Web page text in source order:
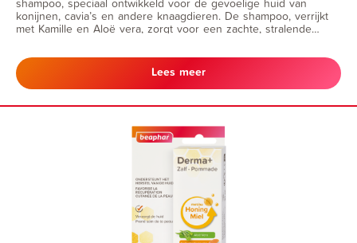
konijnen, cavia’s en andere knaagdieren. De shampoo, verrijkt
met Kamille en Aloë vera, zorgt voor een zachte, stralende
Lees meer